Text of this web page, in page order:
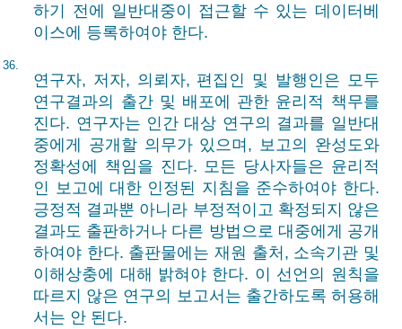
하기 전에 일반대중이 접근할 수 있는 데이터베
이스에 등록하여야 한다.
36.
연구자, 저자, 의뢰자, 편집인 및 발행인은 모두
연구결과의 출간 및 배포에 관한 윤리적 책무를
진다. 연구자는 인간 대상 연구의 결과를 일반대
중에게 공개할 의무가 있으며, 보고의 완성도와
정확성에 책임을 진다. 모든 당사자들은 윤리적
인 보고에 대한 인정된 지침을 준수하여야 한다.
긍정적 결과뿐 아니라 부정적이고 확정되지 않은
결과도 출판하거나 다른 방법으로 대중에게 공개
하여야 한다. 출판물에는 재원 출처, 소속기관 및
이해상충에 대해 밝혀야 한다. 이 선언의 원칙을
따르지 않은 연구의 보고서는 출간하도록 허용해
서는 안 된다.